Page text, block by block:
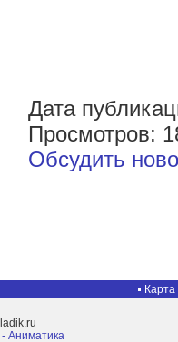
Дата
Просмотров:
Обсудить
Карта
Aниматика